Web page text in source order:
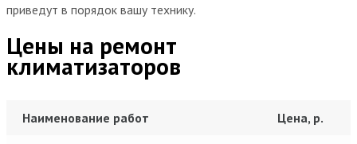
приведут в порядок вашу технику.
Цены на ремонт
климатизаторов
Наименование работ Цена, р.